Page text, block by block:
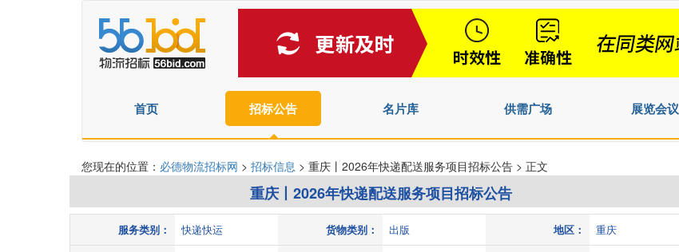
首页 招标公告 名片库 供需广场 展览会议
您现在的位置： 必德物流招标网 > 招标信息 > 重庆丨2026年快递配送服务项目招标公告 > 正文
重庆丨2026年快递配送服务项目招标公告
服务类别： 快递快运 货物类别： 出版 地区： 重庆